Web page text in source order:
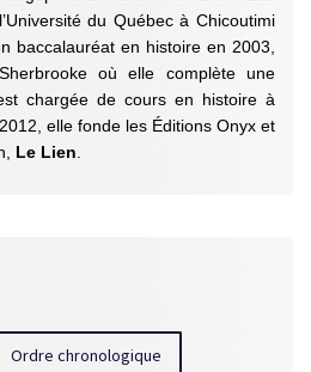
du Québec à Chicoutimi
baccalauréat en histoire en 2003,
où elle complète une
chargée de cours en histoire à
elle fonde les Éditions Onyx et
Le Lien
Ordre chronologique